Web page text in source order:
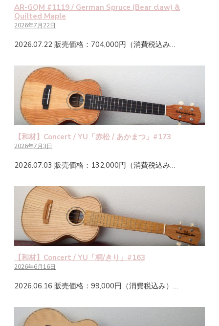
AR-GQM #1119 / German Spruce (Bear claw) &
Quilted Maple
2026年7月22日
2026.07.22 販売価格：704,000円（消費税込み…
【和材】Concert / YU「赤松 / あかまつ」#173
2026年7月3日
2026.07.03 販売価格：132,000円（消費税込み…
【和材】Concert / YU「桐/きり」#163
2026年6月16日
2026.06.16 販売価格：99,000円（消費税込み）…